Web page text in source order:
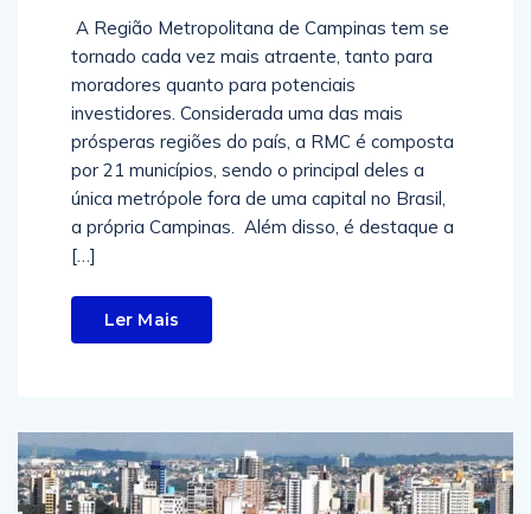
A Região Metropolitana de Campinas tem se
tornado cada vez mais atraente, tanto para
moradores quanto para potenciais
investidores. Considerada uma das mais
prósperas regiões do país, a RMC é composta
por 21 municípios, sendo o principal deles a
única metrópole fora de uma capital no Brasil,
a própria Campinas. Além disso, é destaque a
[…]
Ler Mais